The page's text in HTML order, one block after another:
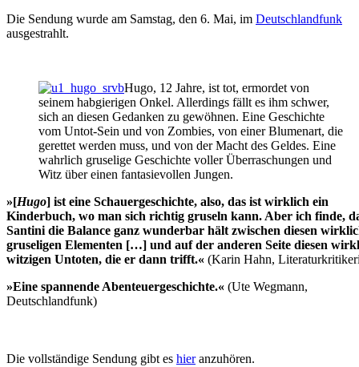
Die Sendung wurde am Samstag, den 6. Mai, im Deutschlandfunk
ausgestrahlt.
Hugo, 12 Jahre, ist tot, ermordet von
seinem habgierigen Onkel. Allerdings fällt es ihm schwer,
sich an diesen Gedanken zu gewöhnen. Eine Geschichte
vom Untot-Sein und von Zombies, von einer Blumenart, die
gerettet werden muss, und von der Macht des Geldes. Eine
wahrlich gruselige Geschichte voller Überraschungen und
Witz über einen fantasievollen Jungen.
»[Hugo] ist eine Schauergeschichte, also, das ist wirklich ein
Kinderbuch, wo man sich richtig gruseln kann. Aber ich finde,
Santini die Balance ganz wunderbar hält zwischen diesen
gruseligen Elementen […] und auf der anderen Seite diesen
witzigen Untoten, die er dann trifft.« (Karin Hahn,
»Eine spannende Abenteuergeschichte.« (Ute Wegmann,
Deutschlandfunk)
Die vollständige Sendung gibt es hieranzuhören.